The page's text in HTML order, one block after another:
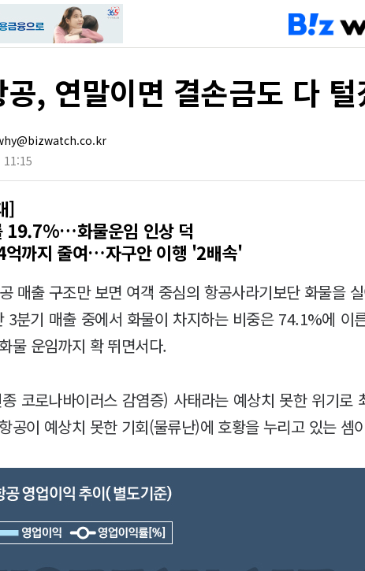
공, 연말이면 결손금도 다 털
11:15
]
19.7%…화물운임 인상 덕
억까지 줄여…자구안 이행 '2배속'
매출 구조만 보면 여객 중심의 항공사라기보단 화물을
3분기 매출 중에서 화물이 차지하는 비중은 74.1%에 이
물 운임까지 확 뛰면서다.
코로나바이러스 감염증) 사태라는 예상치 못한 위기로
공이 예상치 못한 기회(물류난)에 호황을 누리고 있는 셈